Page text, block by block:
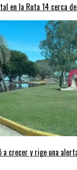
en la Ruta 14 cerca
a crecer y rige una